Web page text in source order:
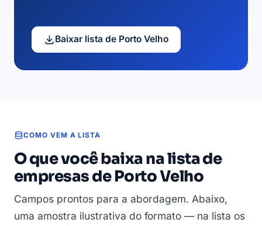
Baixar lista de Porto Velho
COMO VEM A LISTA
O que você baixa na lista de
empresas de Porto Velho
Campos prontos para a abordagem. Abaixo,
uma amostra ilustrativa do formato — na lista os